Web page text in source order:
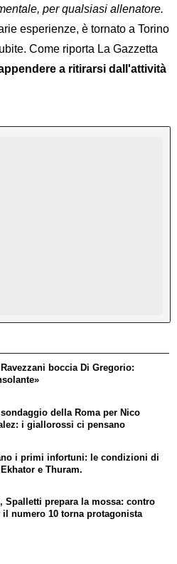
per qualsiasi allenatore.
esperienze, è tornato a Torino
Come riporta La Gazzetta
a ritirarsi dall'attività
boccia Di Gregorio:
della Roma per Nico
i giallorossi ci pensano
i primi infortuni: le condizioni di
e Thuram.
Spalletti prepara la mossa: contro
il numero 10 torna protagonista